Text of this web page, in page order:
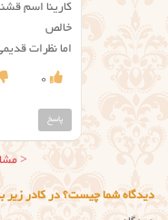
کارینا اسم
خالص
اما نظرات
0
پاسخ
ناوبری
نظر
<
دیدگاه شما چیست؟ در کادر زیر